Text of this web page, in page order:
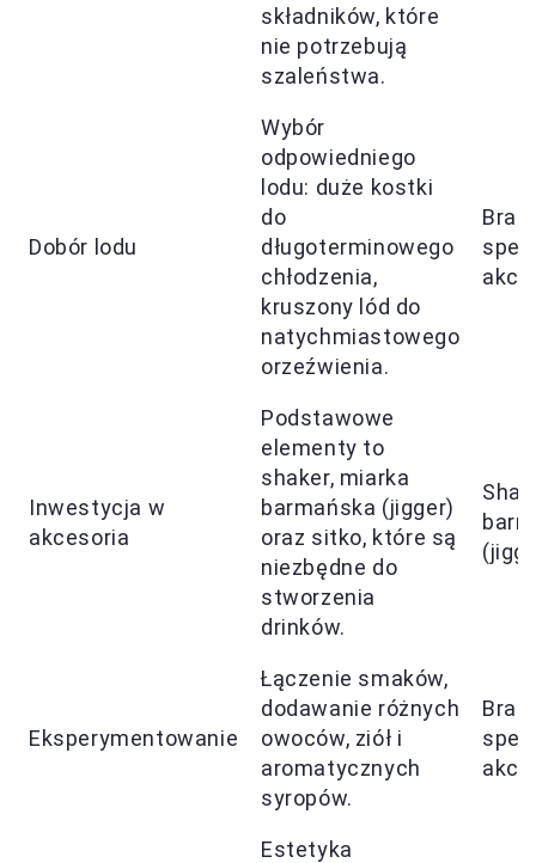
składników, które
nie potrzebują
szaleństwa.
Dobór lodu
Wybór
odpowiedniego
lodu: duże kostki
do
długoterminowego
chłodzenia,
kruszony lód do
natychmiastowego
orzeźwienia.
Brak
Inwestycja w
akcesoria
Podstawowe
elementy to
shaker, miarka
barmańska (jigger)
oraz sitko, które są
niezbędne do
stworzenia
drinków.
Eksperymentowanie
Łączenie smaków,
dodawanie różnych
owoców, ziół i
aromatycznych
syropów.
Brak
Estetyka